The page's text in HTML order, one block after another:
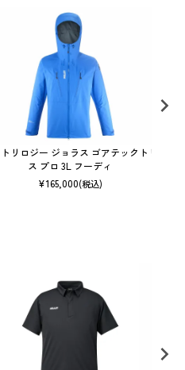
トリロジー ジョラス ゴアテック
ス プロ 3L フーディ
¥165,000(税込)
トリロジ